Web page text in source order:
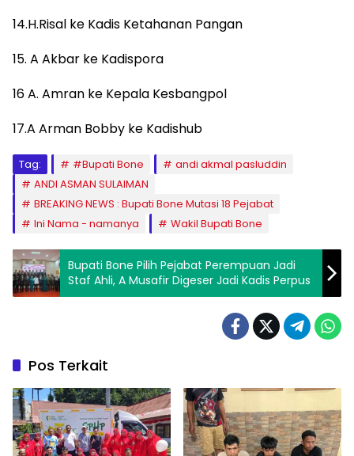
14.H.Risal ke Kadis Ketahanan Pangan
15. A Akbar ke Kadispora
16 A. Amran ke Kepala Kesbangpol
17.A Arman Bobby ke Kadishub
Tag: #Bupati Bone
andi akmal pasluddin
ANDI ASMAN SULAIMAN
BREAKING NEWS : Bupati Bone Mutasi 18 Pejabat
Ini Nama - namanya
Wakil Bupati Bone
Bupati Bone Pilih Pejabat Perempuan Jadi
Staf Ahli, A Musafir Digeser Jadi Kadis Perpus
Pos Terkait